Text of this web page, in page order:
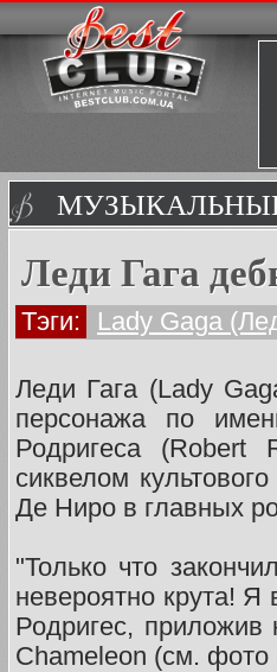
Леди Гага
Тэги: Lady Gaga
Леди Гага (Lady
персонажа по
Родригеса (Robert
сиквелом
Де Ниро в главных
"Только что
невероятно крута! Я
Родригес,
Chameleon (см.